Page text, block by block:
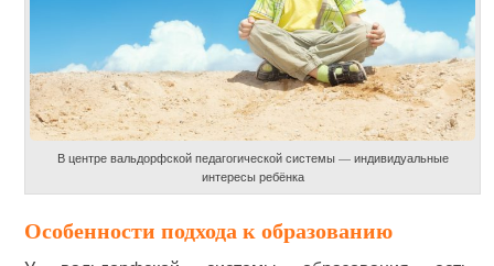
В центре вальдорфской педагогической системы — индивидуальные
интересы ребёнка
Особенности подхода к образованию